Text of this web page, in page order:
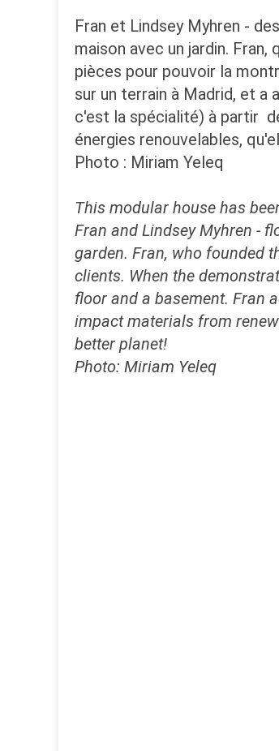
Fran et Lindsey Myhren -
maison avec un jardin.
pièces pour pouvoir la
sur un terrain à Madrid, et
c'est la spécialité) à partir
énergies renouvelables,
Photo : Miriam Yeleq
This modular house has
Fran and Lindsey Myhren -
garden. Fran, who founded
clients. When the
floor and a basement. Fran
impact materials from
better planet!
Photo: Miriam Yeleq